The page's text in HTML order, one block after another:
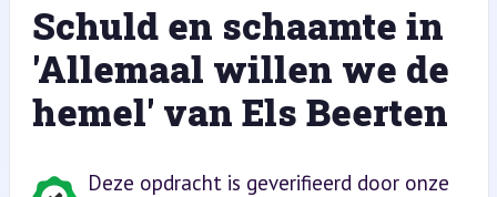
Schuld en schaamte in
'Allemaal willen we de
hemel' van Els Beerten
Deze opdracht is geverifieerd door onze